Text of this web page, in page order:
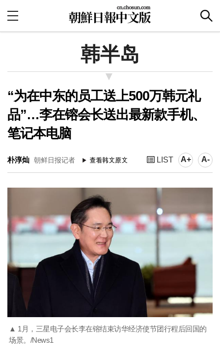
韩半岛
“为在中东的员工送上500万韩元礼
品”…李在镕会长送出最新款手机、
笔记本电脑
朴淳灿 朝鲜日报记者 LIST A+ A-
▲ 1月，三星电子会长李在镕结束访华经济使节团行程后回国的
场景。/News1